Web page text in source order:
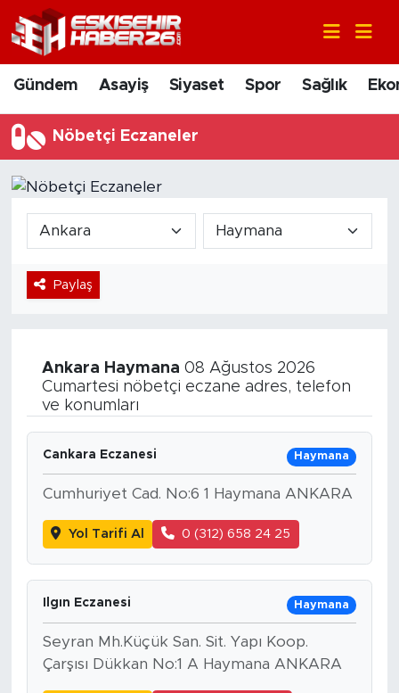
Gündem Asayiş Siyaset Spor Sağlık
Nöbetçi Eczaneler
Paylaş
Ankara Haymana 08 Ağustos 2026
Cumartesi nöbetçi eczane adres, telefon
ve konumları
Cankara Eczanesi Haymana
Cumhuriyet Cad. No:6 1 Haymana ANKARA
Yol Tarifi Al 0 (312) 658 24 25
Ilgın Eczanesi Haymana
Seyran Mh.Küçük San. Sit. Yapı Koop.
Çarşısı Dükkan No:1 A Haymana ANKARA
Gündem
Asayiş
Siyaset
Sağlık
Ekonomi
Sanat
Bölge
Teknoloji
Magazin
Dünya
Sektör
Nöbetçi Eczaneler
Hava Durumu
Trafik Durumu
Tüm Manşetler
Son Dakika Haberleri